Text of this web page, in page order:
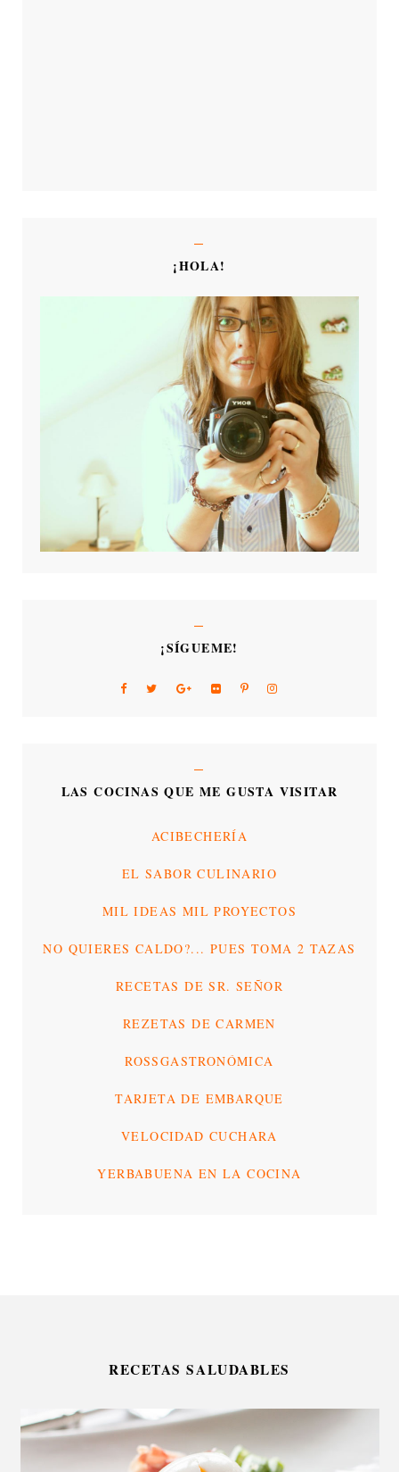
¡HOLA!
¡SÍGUEME!
LAS COCINAS QUE ME GUSTA VISITAR
ACIBECHERÍA
EL SABOR CULINARIO
MIL IDEAS MIL PROYECTOS
NO QUIERES CALDO?... PUES TOMA 2 TAZAS
RECETAS DE SR. SEÑOR
REZETAS DE CARMEN
ROSSGASTRONÓMICA
TARJETA DE EMBARQUE
VELOCIDAD CUCHARA
YERBABUENA EN LA COCINA
RECETAS SALUDABLES